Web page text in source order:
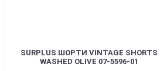
SURPLUS ШОРТИ VINTAGE SHORTS
WASHED OLIVE 07-5596-01